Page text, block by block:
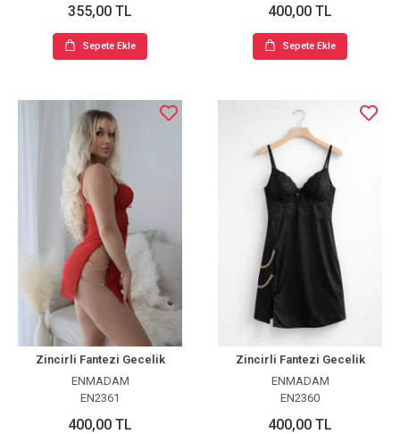
355,00 TL
Sepete Ekle
400,00 TL
Sepete Ekle
Zincirli Fantezi Gecelik
ENMADAM
EN2361
400,00 TL
Zincirli Fantezi Gecelik
ENMADAM
EN2360
400,00 TL